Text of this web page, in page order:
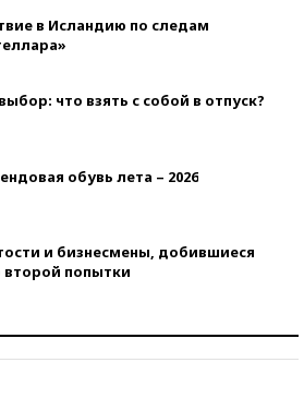
в Исландию по следам
что взять с собой в отпуск?
обувь лета – 2026
и бизнесмены, добившиеся
второй попытки